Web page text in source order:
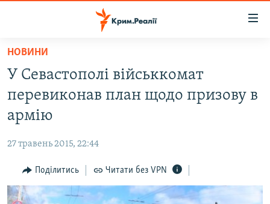
Перейти
основного
матеріалу
Перейти
до
основної
навігації
Перейти
до
пошуку
ВІДЕО ТА ФОТО
БЛОГИ
ПОГЛЯД
ІНТЕРВ'Ю
НОВИНИ
У Севастополі військкомат
перевиконав план щодо призову в
армію
27 травень 2015, 22:44
Поділитись Читати без VPN